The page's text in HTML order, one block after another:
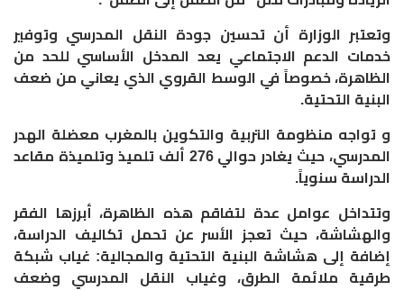
وتعتبر الوزارة أن تحسين جودة النقل المدرسي وتوفير
خدمات الدعم الاجتماعي يعد المدخل الأساسي للحد من
الظاهرة، خصوصاً في الوسط القروي الذي يعاني من ضعف
البنية التحتية.
و تواجه منظومة التربية والتكوين بالمغرب معضلة الهدر
المدرسي، حيث يغادر حوالي 276 ألف تلميذ وتلميذة مقاعد
الدراسة سنوياً.
وتتداخل عوامل عدة لتفاقم هذه الظاهرة، أبرزها الفقر
والهشاشة، حيث تعجز الأسر عن تحمل تكاليف الدراسة،
إضافة إلى هشاشة البنية التحتية والمجالية: غياب شبكة
طرقية ملائمة الطرق، وغياب النقل المدرسي وضعف